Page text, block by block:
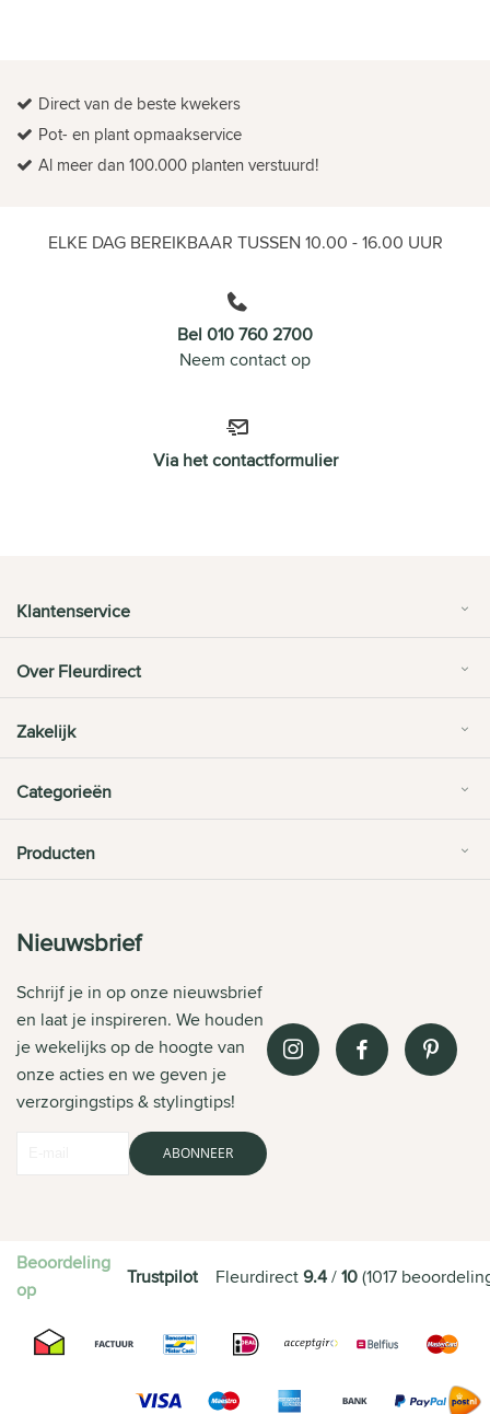
Direct van de beste kwekers
Pot- en plant opmaakservice
Al meer dan 100.000 planten verstuurd!
ELKE DAG BEREIKBAAR TUSSEN 10.00 - 16.00 UUR
Bel 010 760 2700
Neem contact op
Via het contactformulier
Klantenservice
Over Fleurdirect
Zakelijk
Categorieën
Producten
Nieuwsbrief
Schrijf je in op onze nieuwsbrief
en laat je inspireren. We houden
je wekelijks op de hoogte van
onze acties en we geven je
verzorgingstips & stylingtips!
ABONNEER
Beoordeling
op
Trustpilot Fleurdirect9.4/10(1017